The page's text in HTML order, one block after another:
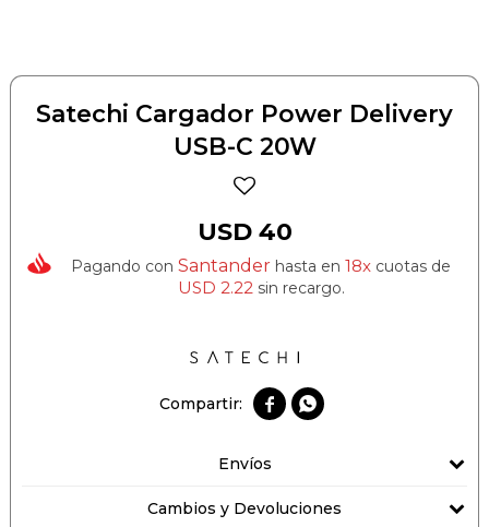
Satechi Cargador Power Delivery
USB-C 20W
USD 40
Pagando con Santander hasta en 18x cuotas de
USD 2.22sin recargo.
 
Envíos
Cambios y Devoluciones